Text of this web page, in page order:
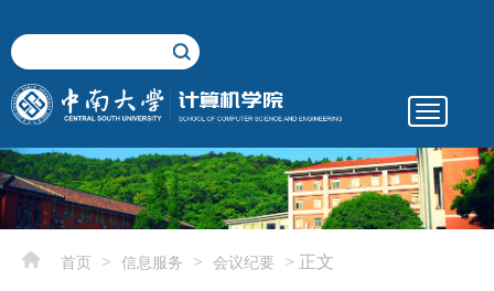
Toggle
elementnameelementnameelementname-->
首页 > 信息服务 > 会议纪要 > 正文